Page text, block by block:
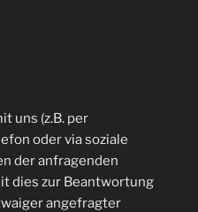
uns (z.B. per
oder via soziale
der anfragenden
dies zur Beantwortung
angefragter